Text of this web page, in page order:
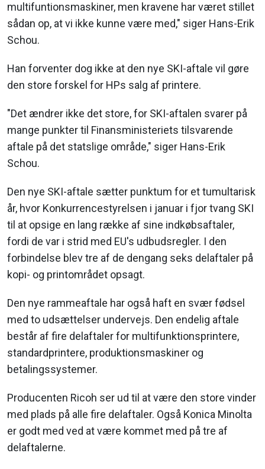
multifuntionsmaskiner, men kravene har været stillet
sådan op, at vi ikke kunne være med," siger Hans-Erik
Schou.
Han forventer dog ikke at den nye SKI-aftale vil gøre
den store forskel for HPs salg af printere.
"Det ændrer ikke det store, for SKI-aftalen svarer på
mange punkter til Finansministeriets tilsvarende
aftale på det statslige område," siger Hans-Erik
Schou.
Den nye SKI-aftale sætter punktum for et tumultarisk
år, hvor Konkurrencestyrelsen i januar i fjor tvang SKI
til at opsige en lang række af sine indkøbsaftaler,
fordi de var i strid med EU's udbudsregler. I den
forbindelse blev tre af de dengang seks delaftaler på
kopi- og printområdet opsagt.
Den nye rammeaftale har også haft en svær fødsel
med to udsættelser undervejs. Den endelig aftale
består af fire delaftaler for multifunktionsprintere,
standardprintere, produktionsmaskiner og
betalingssystemer.
Producenten Ricoh ser ud til at være den store vinder
med plads på alle fire delaftaler. Også Konica Minolta
er godt med ved at være kommet med på tre af
delaftalerne.